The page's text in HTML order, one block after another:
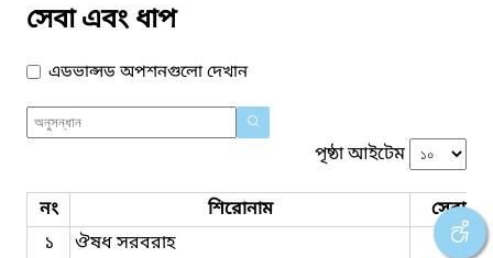
সেবা এবং ধাপ
এডভান্সড অপশনগুলো দেখান
পৃষ্ঠা আইটেম
নং শিরোনাম
সেবার
১
ঔষধ সরবরাহ